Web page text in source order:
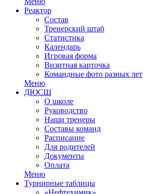
Реактор
Состав
Тренерский штаб
Статистика
Календарь
Игровая форма
Визитная карточка
Командные фото разных лет
Меню
ДЮСШ
О школе
Руководство
Наши тренеры
Составы команд
Расписание
Для родителей
Документы
Оплата
Меню
Турнирные таблицы
«Нефтехимик»